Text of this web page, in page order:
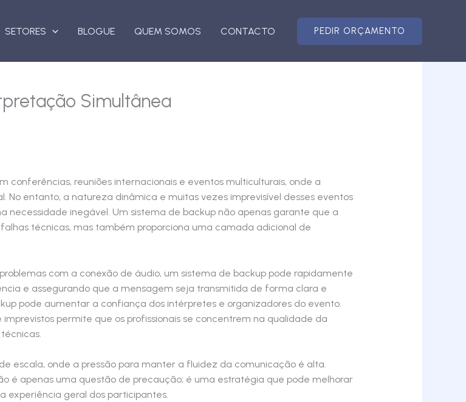
SETORES BLOGUE QUEM SOMOS CONTACTO PEDIR ORÇAMENTO
Simultânea
conferências, reuniões internacionais e eventos multiculturais, onde a
entanto, a natureza dinâmica e muitas vezes imprevisível desses eventos
inegável. Um sistema de backup não apenas garante que a
técnicas, mas também proporciona uma camada adicional de
com a conexão de áudio, um sistema de backup pode rapidamente
e assegurando que a mensagem seja transmitida de forma clara e
pode aumentar a confiança dos intérpretes e organizadores do evento.
permite que os profissionais se concentrem na qualidade da
escala, onde a pressão para manter a fluidez da comunicação é alta.
é apenas uma questão de precaução; é uma estratégia que pode melhorar
experiência geral dos participantes.